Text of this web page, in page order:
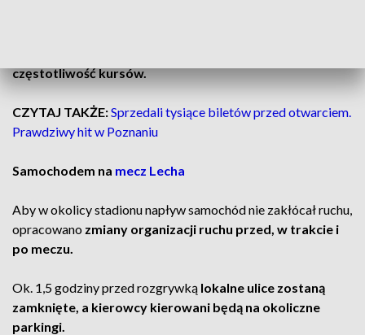
częstotliwość kursów.
CZYTAJ TAKŻE:Sprzedali tysiące biletów przed otwarciem.
Prawdziwy hit w Poznaniu
Samochodem na mecz Lecha
Aby w okolicy stadionu napływ samochód nie zakłócał ruchu,
opracowano zmiany organizacji ruchu przed, w trakcie i
po meczu.
Ok. 1,5 godziny przed rozgrywką lokalne ulice zostaną
zamknięte, a kierowcy kierowani będą na okoliczne
parkingi.